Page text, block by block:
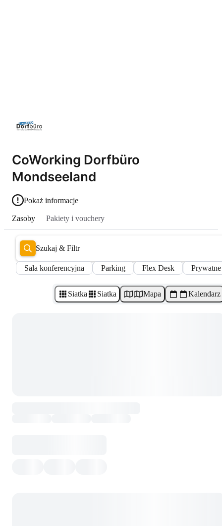
CoWorking Dorfbüro
Mondseeland
Pokaż informacje
Zasoby Pakiety i vouchery
Szukaj & Filtr
Sala konferencyjna Parking Flex Desk
Siatka Siatka Mapa Kalendarz